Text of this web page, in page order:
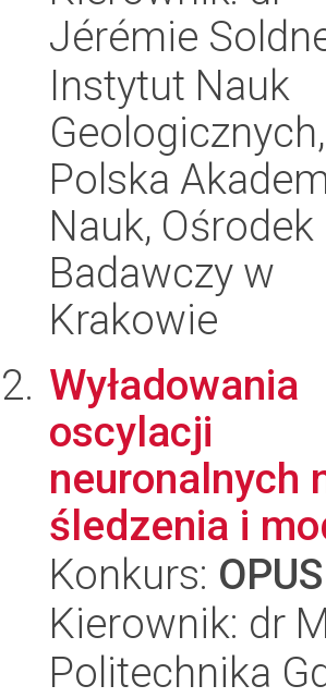
Jérémie
Instytut Nauk
Geologicznych,
Polska
Nauk, Ośrodek
Badawczy w
Krakowie
Wyładowania
oscylacji
neuronalnych
śledzenia i
Konkurs:
Kierownik: dr
Politechnika